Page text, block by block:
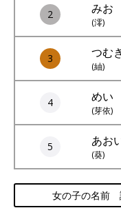
2 みお
(澪)
3 つむ
(紬)
4 めい
(芽依)
5 あお
(葵)
女の子の名前